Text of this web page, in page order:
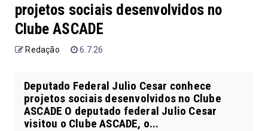
projetos sociais desenvolvidos no
Clube ASCADE
Redação 6.7.26
Deputado Federal Julio Cesar conhece
projetos sociais desenvolvidos no Clube
ASCADE O deputado federal Julio Cesar
visitou o Clube ASCADE, o...